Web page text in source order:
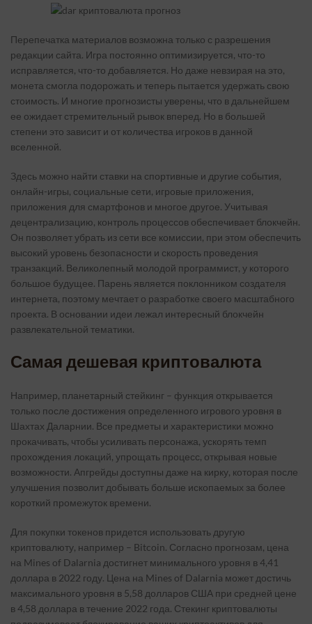
Перепечатка материалов возможна только с разрешения
редакции сайта. Игра постоянно оптимизируется, что-то
исправляется, что-то добавляется. Но даже невзирая на это,
монета смогла подорожать и теперь пытается удержать свою
стоимость. И многие прогнозисты уверены, что в дальнейшем
ее ожидает стремительный рывок вперед. Но в большей
степени это зависит и от количества игроков в данной
вселенной.
Здесь можно найти ставки на спортивные и другие события,
онлайн-игры, социальные сети, игровые приложения,
приложения для смартфонов и многое другое. Учитывая
децентрализацию, контроль процессов обеспечивает блокчейн.
Он позволяет убрать из сети все комиссии, при этом обеспечить
высокий уровень безопасности и скорость проведения
транзакций. Великолепный молодой программист, у которого
большое будущее. Парень является поклонником создателя
интернета, поэтому мечтает о разработке своего масштабного
проекта. В основании идеи лежал интересный блокчейн
развлекательной тематики.
Самая дешевая криптовалюта
Например, планетарный стейкинг – функция открывается
только после достижения определенного игрового уровня в
Шахтах Даларнии. Все предметы и характеристики можно
прокачивать, чтобы усиливать персонажа, ускорять темп
прохождения локаций, упрощать процесс, открывая новые
возможности. Апгрейды доступны даже на кирку, которая после
улучшения позволит добывать больше ископаемых за более
короткий промежуток времени.
Для покупки токенов придется использовать другую
криптовалюту, например – Bitcoin. Согласно прогнозам, цена
на Mines of Dalarnia достигнет минимального уровня в 4,41
доллара в 2022 году. Цена на Mines of Dalarnia может достичь
максимального уровня в 5,58 долларов США при средней цене
в 4,58 доллара в течение 2022 года. Стекинг криптовалюты